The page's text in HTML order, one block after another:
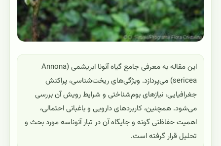
این مقاله به معرفی جامع گیاه آنونا ابریشمی (Annona
sericea) می‌پردازد. ویژگی‌های ریخت‌شناسی، پراکنش
جغرافیایی، نیازهای بوم‌شناختی و شرایط رویش آن بررسی
می‌شود. همچنین، کاربردهای دارویی و باغبانی احتمالی،
اهمیت حفاظتی گونه و جایگاه آن در تبار آنوناسه مورد بحث و
تحلیل قرار گرفته است.